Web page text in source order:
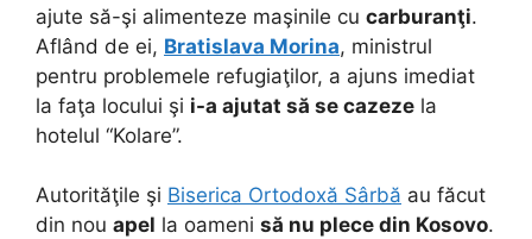
ajute să-şi alimenteze maşinile cu carburanţi.
Aflând de ei, Bratislava Morina, ministrul
pentru problemele refugiaţilor, a ajuns imediat
la faţa locului şi i-a ajutat să se cazeze la
hotelul “Kolare”.
Autorităţile şi Biserica Ortodoxă Sârbă au făcut
din nou apel la oameni să nu plece din Kosovo.